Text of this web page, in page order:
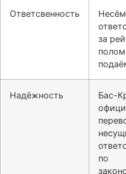
Ответсвенность
за
Надёжность
Бас-
по